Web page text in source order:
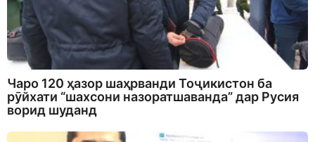
Чаро 120 ҳазор шаҳрванди Тоҷикистон ба
рӯйхати “шахсони назоратшаванда” дар Русия
ворид шуданд